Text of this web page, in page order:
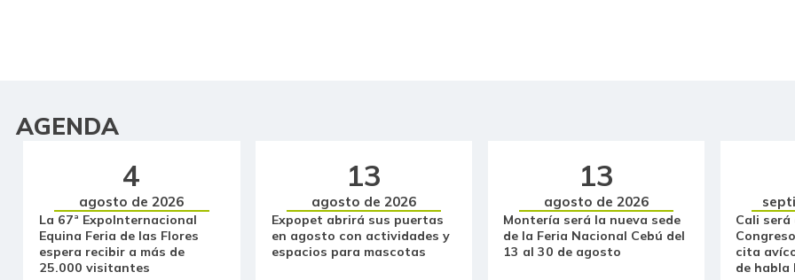
AGENDA
4
agosto de 2026
La 67ª ExpoInternacional
Equina Feria de las Flores
espera recibir a más de
25.000 visitantes
13
agosto de 2026
Expopet abrirá sus puertas
en agosto con actividades y
espacios para mascotas
13
agosto de 2026
Montería será la nueva sede
de la Feria Nacional Cebú del
13 al 30 de agosto
Cali será
cita
de habla